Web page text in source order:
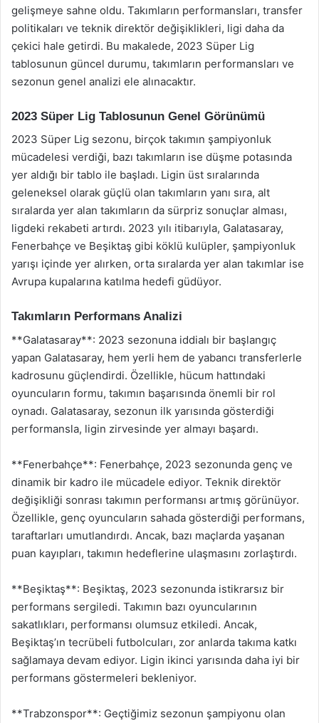
gelişmeye sahne oldu. Takımların performansları, transfer
politikaları ve teknik direktör değişiklikleri, ligi daha da
çekici hale getirdi. Bu makalede, 2023 Süper Lig
tablosunun güncel durumu, takımların performansları ve
sezonun genel analizi ele alınacaktır.
2023 Süper Lig Tablosunun Genel Görünümü
2023 Süper Lig sezonu, birçok takımın şampiyonluk
mücadelesi verdiği, bazı takımların ise düşme potasında
yer aldığı bir tablo ile başladı. Ligin üst sıralarında
geleneksel olarak güçlü olan takımların yanı sıra, alt
sıralarda yer alan takımların da sürpriz sonuçlar alması,
ligdeki rekabeti artırdı. 2023 yılı itibarıyla, Galatasaray,
Fenerbahçe ve Beşiktaş gibi köklü kulüpler, şampiyonluk
yarışı içinde yer alırken, orta sıralarda yer alan takımlar ise
Avrupa kupalarına katılma hedefi güdüyor.
Takımların Performans Analizi
**Galatasaray**: 2023 sezonuna iddialı bir başlangıç
yapan Galatasaray, hem yerli hem de yabancı transferlerle
kadrosunu güçlendirdi. Özellikle, hücum hattındaki
oyuncuların formu, takımın başarısında önemli bir rol
oynadı. Galatasaray, sezonun ilk yarısında gösterdiği
performansla, ligin zirvesinde yer almayı başardı.
**Fenerbahçe**: Fenerbahçe, 2023 sezonunda genç ve
dinamik bir kadro ile mücadele ediyor. Teknik direktör
değişikliği sonrası takımın performansı artmış görünüyor.
Özellikle, genç oyuncuların sahada gösterdiği performans,
taraftarları umutlandırdı. Ancak, bazı maçlarda yaşanan
puan kayıpları, takımın hedeflerine ulaşmasını zorlaştırdı.
**Beşiktaş**: Beşiktaş, 2023 sezonunda istikrarsız bir
performans sergiledi. Takımın bazı oyuncularının
sakatlıkları, performansı olumsuz etkiledi. Ancak,
Beşiktaş’ın tecrübeli futbolcuları, zor anlarda takıma katkı
sağlamaya devam ediyor. Ligin ikinci yarısında daha iyi bir
performans göstermeleri bekleniyor.
**Trabzonspor**: Geçtiğimiz sezonun şampiyonu olan